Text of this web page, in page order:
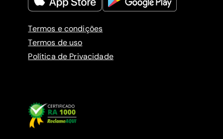
Termos e condições
Termos de uso
Política de Privacidade